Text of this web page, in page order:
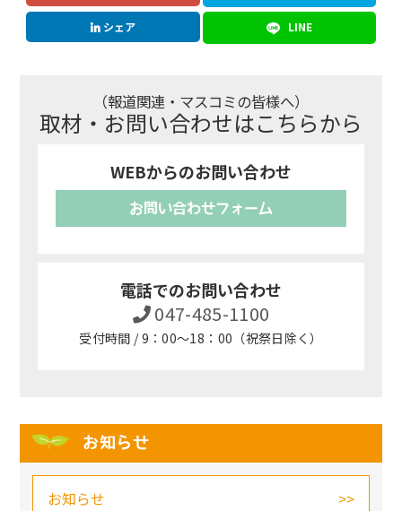
シェア LINE
（報道関連・マスコミの皆様へ）
取材・お問い合わせはこちらから
WEBからのお問い合わせ
お問い合わせフォーム
電話でのお問い合わせ
047-485-1100
受付時間 / 9：00～18：00（祝祭日除く）
お知らせ
お知らせ